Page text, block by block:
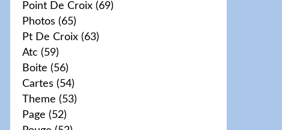
Point De Croix (69)
Photos (65)
Pt De Croix (63)
Atc (59)
Boite (56)
Cartes (54)
Theme (53)
Page (52)